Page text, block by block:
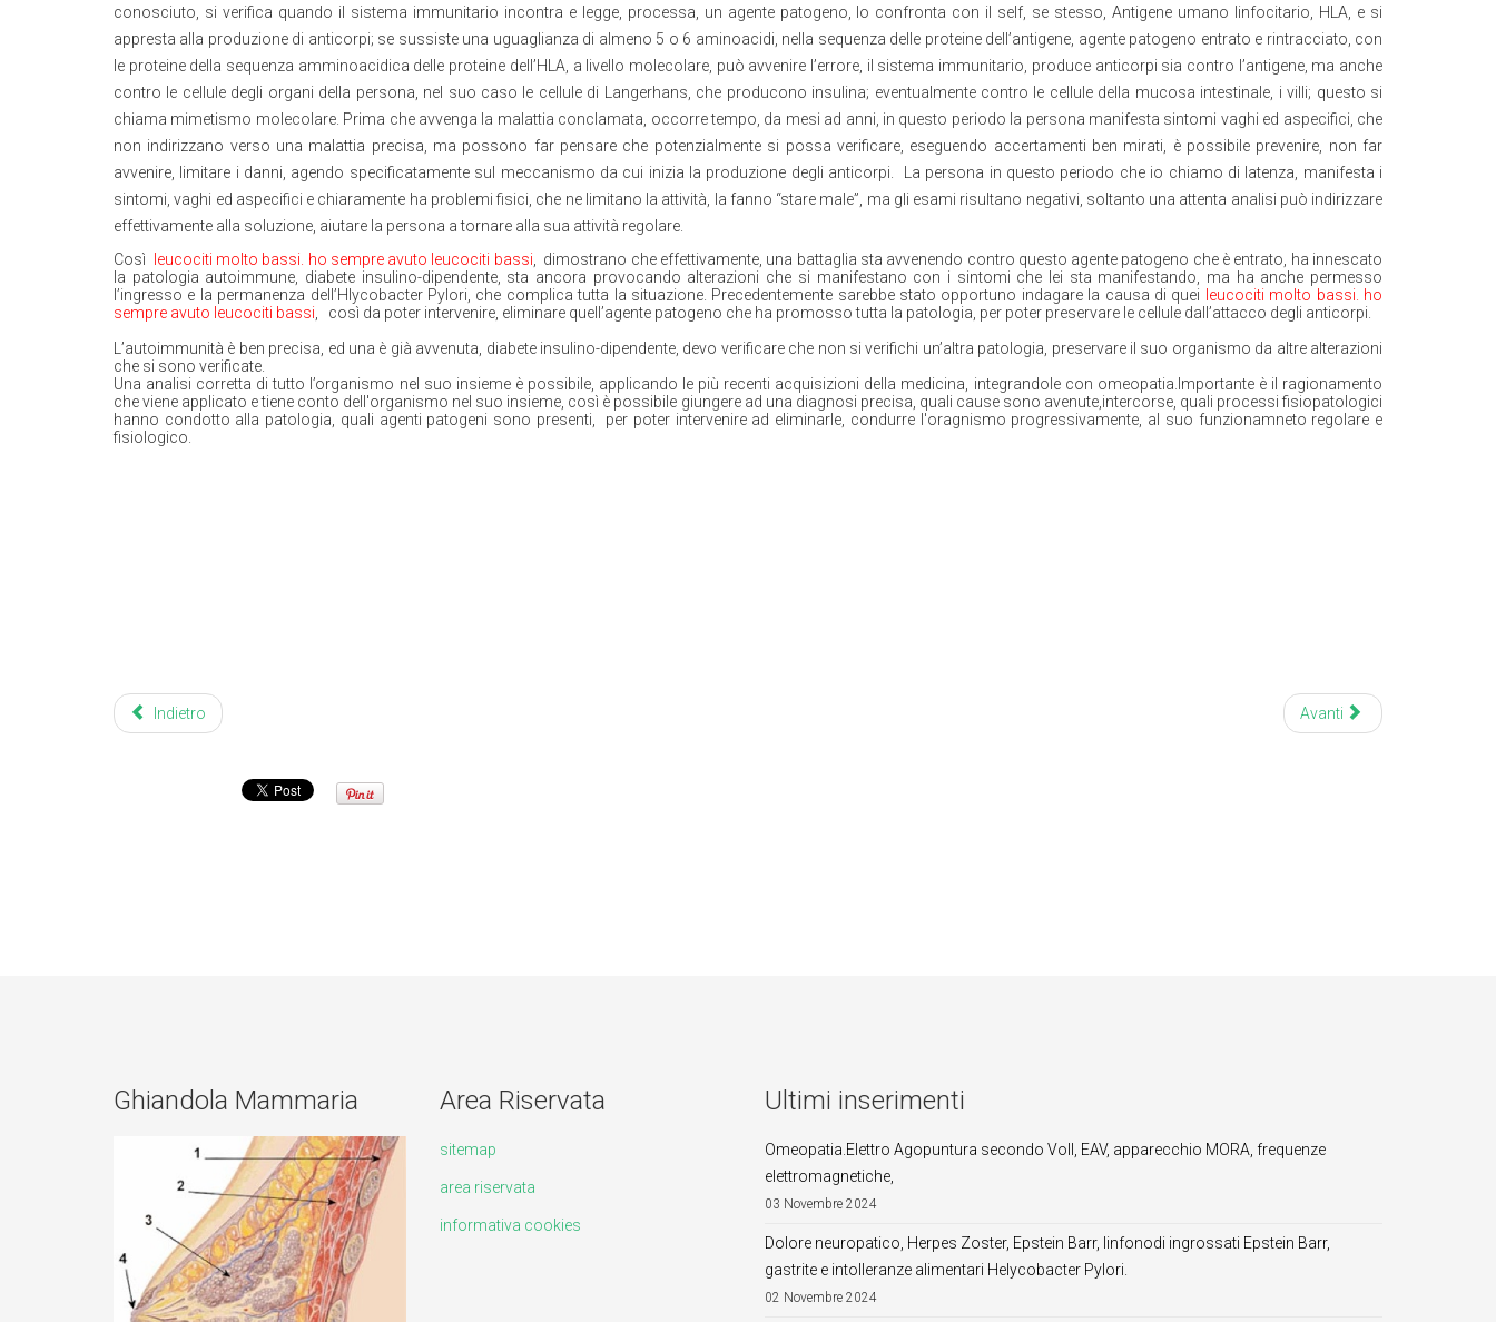
conosciuto, si verifica quando il sistema immunitario incontra e legge, processa, un agente patogeno, lo confronta con il self, se stesso, Antigene umano linfocitario, HLA, e si
appresta alla produzione di anticorpi; se sussiste una uguaglianza di almeno 5 o 6 aminoacidi, nella sequenza delle proteine dell’antigene, agente patogeno entrato e rintracciato, con
le proteine della sequenza amminoacidica delle proteine dell’HLA, a livello molecolare, può avvenire l’errore, il sistema immunitario, produce anticorpi sia contro l’antigene, ma anche
contro le cellule degli organi della persona, nel suo caso le cellule di Langerhans, che producono insulina; eventualmente contro le cellule della mucosa intestinale, i villi; questo si
chiama mimetismo molecolare. Prima che avvenga la malattia conclamata, occorre tempo, da mesi ad anni, in questo periodo la persona manifesta sintomi vaghi ed aspecifici, che
non indirizzano verso una malattia precisa, ma possono far pensare che potenzialmente si possa verificare, eseguendo accertamenti ben mirati, è possibile prevenire, non far
avvenire, limitare i danni, agendo specificatamente sul meccanismo da cui inizia la produzione degli anticorpi.
La persona in questo periodo che io chiamo di latenza, manifesta i
sintomi, vaghi ed aspecifici e chiaramente ha problemi fisici, che ne limitano la attività, la fanno “stare male”, ma gli esami risultano negativi, soltanto una attenta analisi può indirizzare
effettivamente alla soluzione, aiutare la persona a tornare alla sua attività regolare.
Così
leucociti molto bassi. ho sempre avuto leucociti bassi
dimostrano che effettivamente, una battaglia sta avvenendo contro questo agente patogeno che è entrato, ha innescato
la patologia autoimmune, diabete insulino-dipendente, sta ancora provocando alterazioni che si manifestano con i sintomi che lei sta manifestando, ma ha anche permesso
l’ingresso e la permanenza dell’Hlycobacter Pylori, che complica tutta la situazione. Precedentemente sarebbe stato opportuno indagare la causa di quei
leucociti molto bassi. ho
sempre avuto leucociti bassi
così da poter intervenire, eliminare quell’agente patogeno che ha promosso tutta la patologia, per poter preservare le cellule dall’attacco degli anticorpi.
L’autoimmunità è ben precisa, ed una è già avvenuta, diabete insulino-dipendente, devo verificare che non si verifichi un’altra patologia, preservare il suo organismo da altre alterazioni
che si sono verificate.
Una analisi corretta di tutto l’organismo nel suo insieme è possibile, applicando le più recenti acquisizioni della medicina, integrandole con omeopatia.Importante è il ragionamento
che viene applicato e tiene conto dell'organismo nel suo insieme, così è possibile giungere ad una diagnosi precisa, quali cause sono avenute,intercorse, quali processi fisiopatologici
hanno condotto alla patologia, quali agenti patogeni sono presenti, per poter intervenire ad eliminarle, condurre l'oragnismo progressivamente, al suo funzionamneto regolare e
fisiologico.
Indietro Avanti
Ghiandola Mammaria Area Riservata
sitemap
area riservata
informativa cookies
Ultimi inserimenti
Omeopatia.Elettro Agopuntura secondo Voll, EAV, apparecchio MORA, frequenze
elettromagnetiche,
03 Novembre 2024
Dolore neuropatico, Herpes Zoster, Epstein Barr, linfonodi ingrossati Epstein Barr,
gastrite e intolleranze alimentari Helycobacter Pylori.
02 Novembre 2024